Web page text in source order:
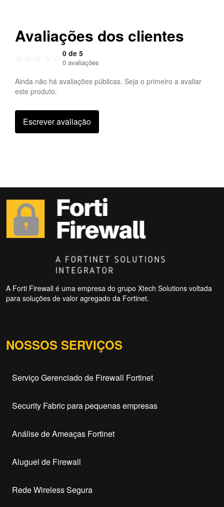
Avaliações dos clientes
☆ ☆ ☆ ☆ ☆ 0 de 5
0 avaliações
Ainda não há avaliações públicas. Seja o primeiro a avaliar
este produto.
Escrever avaliação
A Forti Firewall é uma empresa do grupo Xtech Solutions voltada
para soluções de valor agregado da Fortinet.
NOSSOS SERVIÇOS
Serviço Gerenciado de Firewall Fortinet
Security Fabric para pequenas empresas
Análise de Ameaças Fortinet
Aluguel de Firewall
Rede Wireless Segura